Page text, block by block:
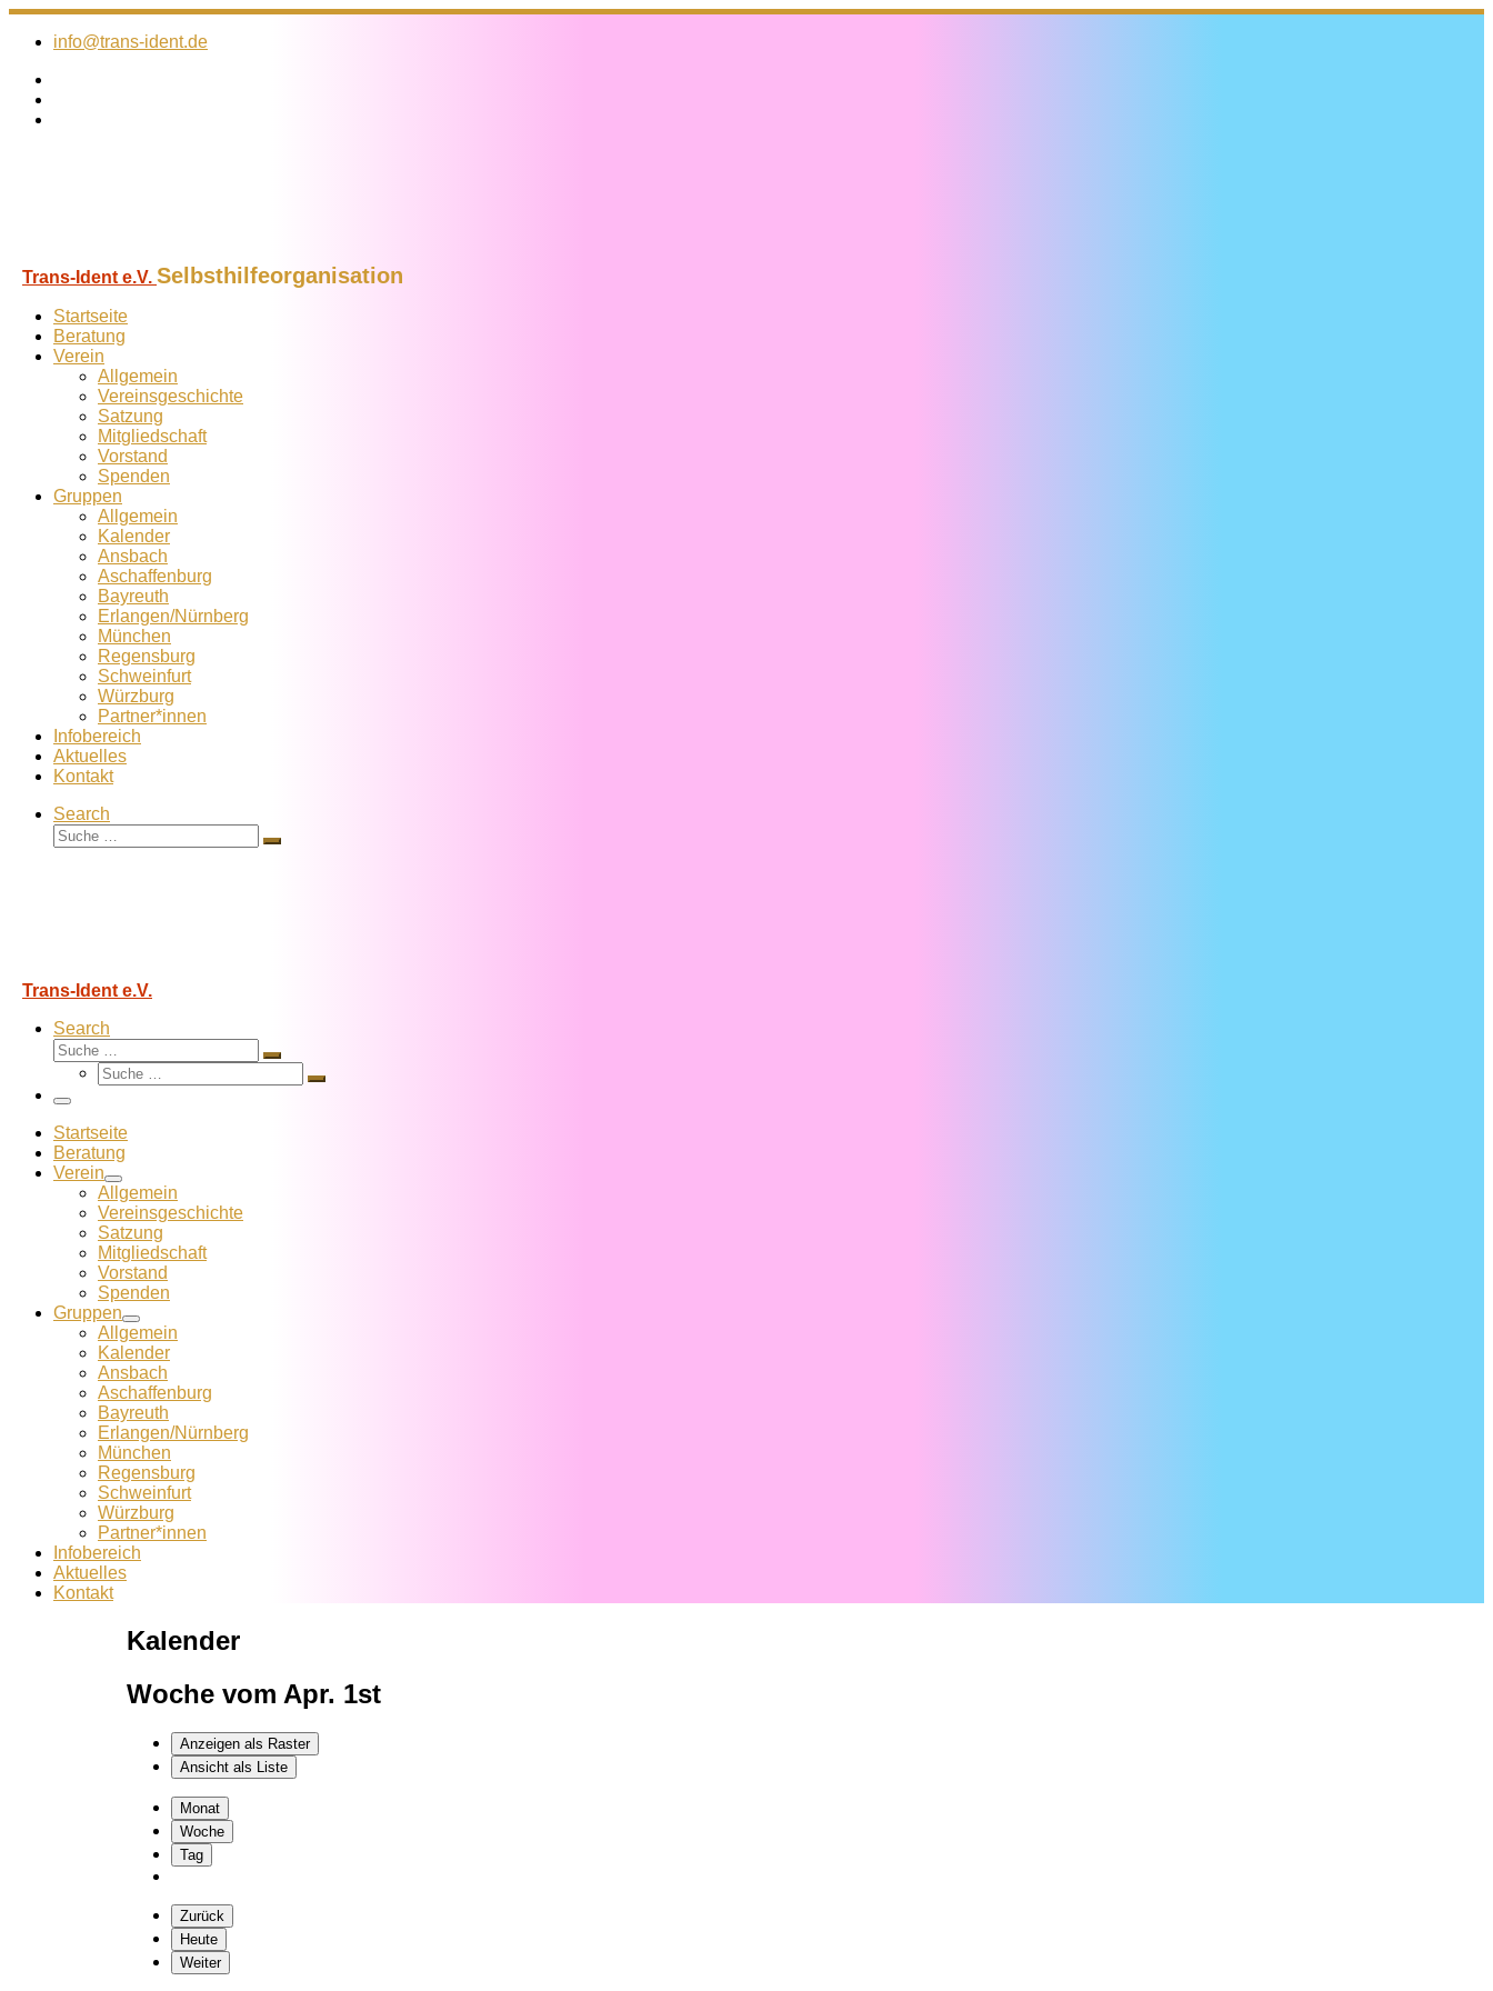
Zum
Inhalt
info@trans-ident.de
Trans-Ident e.V. Selbsthilfeorganisation
Startseite
Beratung
Verein
Allgemein
Vereins­geschichte
Satzung
Mitglied­schaft
Vorstand
Spenden
Gruppen
Allgemein
Kalender
Ansbach
Aschaffenburg
Bayreuth
Erlangen/Nürnberg
München
Regensburg
Schweinfurt
Würzburg
Partner*innen
Infobereich
Aktuelles
Kontakt
Search
Suche
Suche
Trans-Ident e.V.
Search
Suche
Suche
Suche
Suche
Menü
Startseite
Beratung
Verein
Allgemein
Vereins­geschichte
Satzung
Mitglied­schaft
Vorstand
Spenden
Gruppen
Allgemein
Kalender
Ansbach
Aschaffenburg
Bayreuth
Erlangen/Nürnberg
München
Regensburg
Schweinfurt
Würzburg
Partner*innen
Infobereich
Aktuelles
Kontakt
Kalender
Woche vom Apr. 1st
Anzeigen als Raster
Ansicht als Liste
Monat
Woche
Tag
Zurück
Heute
Weiter